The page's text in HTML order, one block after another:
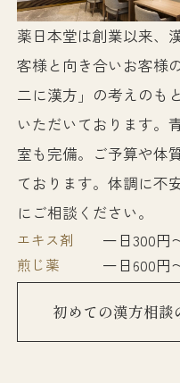
薬日本堂は創業以来、
客様と向き合いお客様
二に漢方」の考えのも
いただいております。
室も完備。ご予算や体
ております。体調に不
にご相談ください。
エキス剤 一日300円
煎じ薬 一日600円
初めての漢方相談